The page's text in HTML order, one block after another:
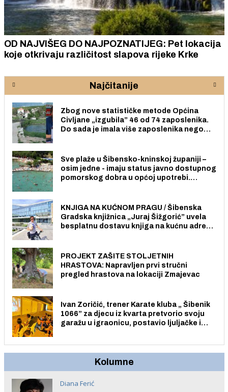
OD NAJVIŠEG DO NAJPOZNATIJEG: Pet lokacija
koje otkrivaju različitost slapova rijeke Krke
Najčitanije
Zbog nove statističke metode Općina
Civljane „izgubila” 46 od 74 zaposlenika.
Do sada je imala više zaposlenika nego
Sve plaže u Šibensko-kninskoj županiji –
osim jedne - imaju status javno dostupnog
pomorskog dobra u općoj upotrebi.
KNJIGA NA KUĆNOM PRAGU / Šibenska
Gradska knjižnica „Juraj Šižgorić” uvela
besplatnu dostavu knjiga na kućnu adresu
PROJEKT ZAŠITE STOLJETNIH
HRASTOVA: Napravljen prvi stručni
pregled hrastova na lokaciji Zmajevac
Ivan Zoričić, trener Karate kluba „ Šibenik
1066” za djecu iz kvarta pretvorio svoju
garažu u igraonicu, postavio ljuljačke i
Kolumne
Diana Ferić